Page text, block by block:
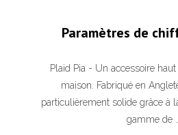
Paramètres de
Plaid Pia - Un accessoire
maison. Fabriqué en
particulièrement solide grâce à
gamme de …